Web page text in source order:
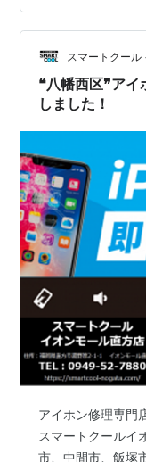
Webまたは電話に
コーティング費用
りお得なキャン…
スマートクー
❝八幡西区❞アイ
しました！
アイホン修理専門
スマートクールイ
市、中間市、飯塚